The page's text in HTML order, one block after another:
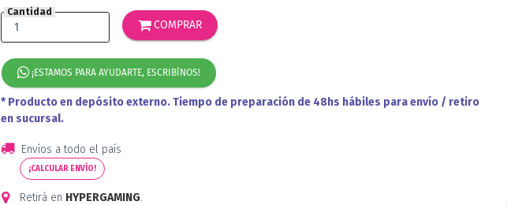
Cantidad
COMPRAR
¡ESTAMOS PARA AYUDARTE, ESCRIBÍNOS!
* Producto en depósito externo. Tiempo de preparación de 48hs hábiles para envío / retiro
en sucursal.
Envíos a todo el país
¡CALCULAR ENVÍO!
Retirá en HYPERGAMING.